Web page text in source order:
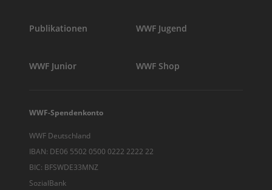
Publikationen WWF Jugend
WWF Junior WWF Shop
WWF-Spendenkonto
WWF Deutschland
IBAN: DE06 5502 0500 0222 2222 22
BIC: BFSWDE33MNZ
SozialBank